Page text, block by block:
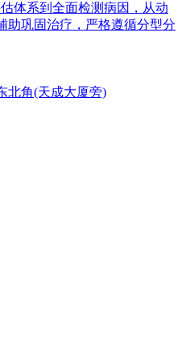
体系到全面检测病因，从动
助巩固治疗，严格遵循分型分
北角(天成大厦旁)